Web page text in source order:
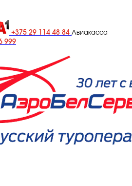
+375 29 114 48 84 Авиакасса
999